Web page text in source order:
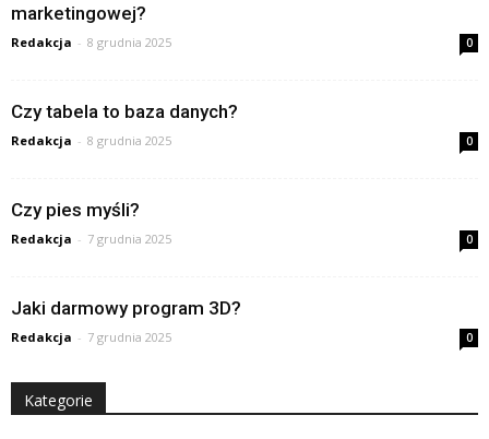
marketingowej?
Redakcja - 8 grudnia 2025 0
Czy tabela to baza danych?
Redakcja - 8 grudnia 2025 0
Czy pies myśli?
Redakcja - 7 grudnia 2025 0
Jaki darmowy program 3D?
Redakcja - 7 grudnia 2025 0
Kategorie